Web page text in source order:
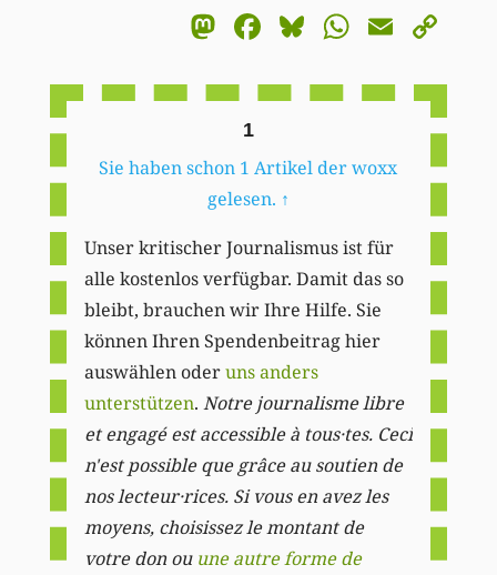
Mastodon
Facebook
BlueskyEmail
1
Sie haben schon 1 Artikel der woxx
gelesen. ↑
Unser kritischer Journalismus ist für
alle kostenlos verfügbar. Damit das so
bleibt, brauchen wir Ihre Hilfe. Sie
können Ihren Spendenbeitrag hier
auswählen oderuns anders
unterstützen. Notre journalisme libre
et engagé est accessible à tous·tes. Ceci
n'est possible que grâce au soutien de
nos lecteur·rices. Si vous en avez les
moyens, choisissez le montant de
votre don ou une autre forme de